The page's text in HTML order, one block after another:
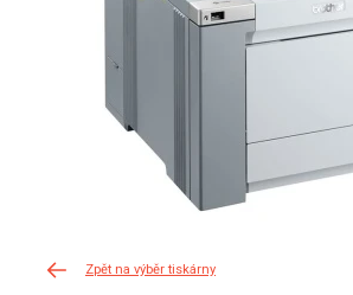
Zpět na výběr tiskárny